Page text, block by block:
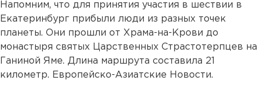
Напомним, что для принятия участия в шествии в
Екатеринбург прибыли люди из разных точек
планеты. Они прошли от Храма-на-Крови до
монастыря святых Царственных Страстотерпцев на
Ганиной Яме. Длина маршрута составила 21
километр. Европейско-Азиатские Новости.